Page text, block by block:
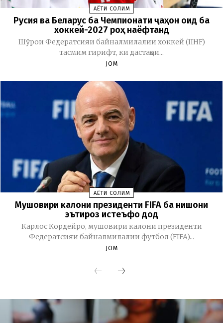
ҲАЁТИ СОЛИМ
Русия ва Беларус ба Чемпионати ҷаҳон оид ба
хоккей-2027 роҳ наёфтанд
Шӯрои Федератсияи байналмилалии хоккей (IIHF)
тасмим гирифт, ки дастаҳои...
JOM
ҲАЁТИ СОЛИМ
Мушовири калони президенти FIFA ба нишони
эътироз истеъфо дод
Карлос Кордейро, мушовири калони президенти
Федератсияи байналмилалии футбол (FIFA)...
JOM